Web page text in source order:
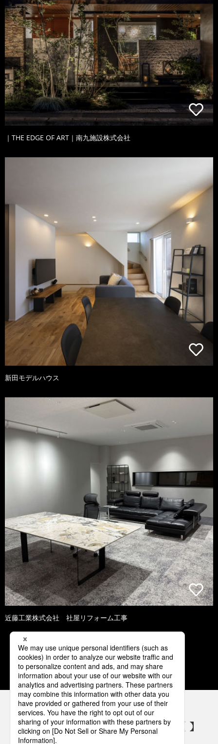
｜THE EDGE OF ART｜南九施設株式会社
新田モデルハウス
近藤工業株式会社 社屋リフォーム工事
1 2 3 4 5
パナソニックの電気設備 SNSアカウント